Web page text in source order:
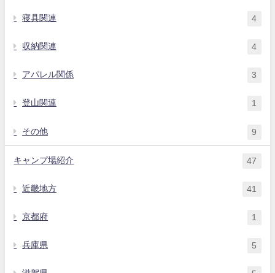
寝具関連 4
収納関連 4
アパレル関係 3
登山関連 1
その他 9
キャンプ場紹介 47
近畿地方 41
京都府 1
兵庫県 5